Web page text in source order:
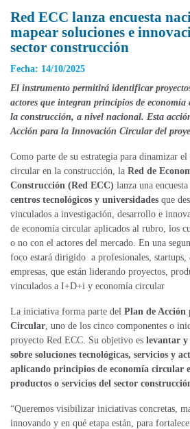
Red ECC lanza encuesta
mapear soluciones e
sector construcción
Fecha: 14/10/2025
El instrumento permitirá identificar
actores que integran principios de
la construcción, a nivel nacional. Esta
Acción para la Innovación Circular del
Como parte de su estrategia para dinamizar el
circular en la construcción, la Red de
Construcción (Red ECC) lanza una
centros tecnológicos y universidades que
vinculados a investigación, desarrollo e
de economía circular aplicados al rubro, los
o no con el actores del mercado. En una
foco estará dirigido a profesionales, startups,
empresas, que están liderando proyectos,
vinculados a I+D+i y economía circular
La iniciativa forma parte del Plan de
Circular, uno de los cinco componentes o
proyecto Red ECC. Su objetivo es levantar
sobre soluciones tecnológicas, servicios y
aplicando principios de economía circular
productos o servicios del sector
“Queremos visibilizar iniciativas concretas,
innovando y en qué etapa están, para